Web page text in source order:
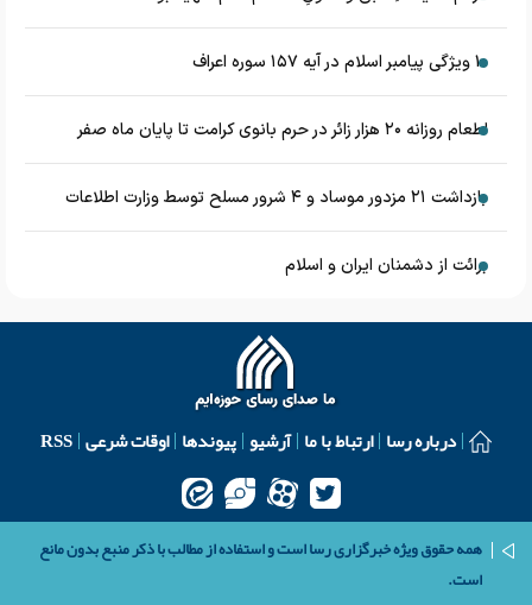
۱۰ ویژگی پیامبر اسلام در آیه ۱۵۷ سوره اعراف
اطعام روزانه ۲۰ هزار زائر در حرم بانوی کرامت تا پایان ماه صفر
بازداشت ۲۱ مزدور موساد و ۴ شرور مسلح توسط وزارت اطلاعات
برائت از دشمنان ایران و اسلام
درباره رسا ارتباط با ما آرشیو پیوندها اوقات شرعی RSS
همه حقوق ویژه خبرگزاری رسا است و استفاده از مطالب با ذکر منبع بدون مانع
است.